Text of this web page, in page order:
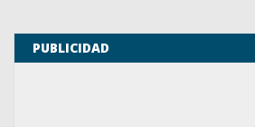
PUBLICIDAD